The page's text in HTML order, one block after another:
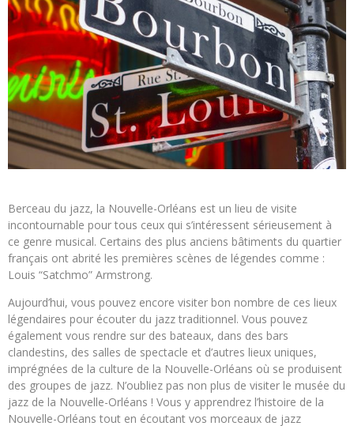
Berceau du jazz, la Nouvelle-Orléans est un lieu de visite
incontournable pour tous ceux qui s’intéressent sérieusement à
ce genre musical. Certains des plus anciens bâtiments du quartier
français ont abrité les premières scènes de légendes comme :
Louis “Satchmo” Armstrong.
Aujourd’hui, vous pouvez encore visiter bon nombre de ces lieux
légendaires pour écouter du jazz traditionnel. Vous pouvez
également vous rendre sur des bateaux, dans des bars
clandestins, des salles de spectacle et d’autres lieux uniques,
imprégnées de la culture de la Nouvelle-Orléans où se produisent
des groupes de jazz. N’oubliez pas non plus de visiter le musée du
jazz de la Nouvelle-Orléans ! Vous y apprendrez l’histoire de la
Nouvelle-Orléans tout en écoutant vos morceaux de jazz